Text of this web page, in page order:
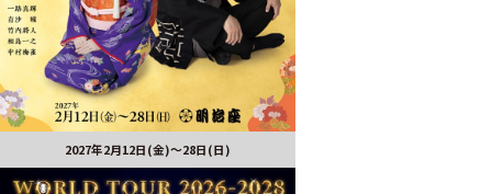
2027年2月12日(金)～28日(日)